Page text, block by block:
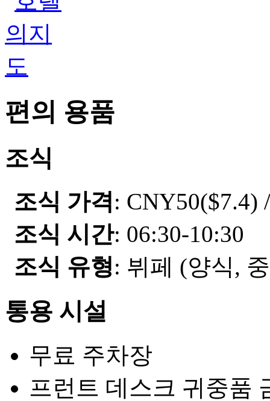
편의 용품
조식
조식 가격: CNY50($7.4)
조식 시간: 06:30-10:30
조식 유형: 뷔페 (양식,
통용 시설
무료 주차장
프런트 데스크 귀중품